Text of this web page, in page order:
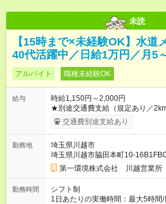
未読
【15時まで×未経験OK】水道
40代活躍中／日給1万円／月5
アルバイト 職種未経験OK
給与
時給1,150円～2,000円
★別途交通費支給（規定あり／
て、加算給あり！ ※116件目か
【給与例】 日額5750円＋加算給
す。 なので、5時間で計算すると『
用期間】試用期間あり 試用期間の
は本採用時と同じです。
交通費別途支給あり
勤務地
埼玉県川越市
埼玉県川越市脇田本町10-
第一環境株式会社 川越営業所
勤務時間
シフト制
1日あたりの実働時間：最大5時